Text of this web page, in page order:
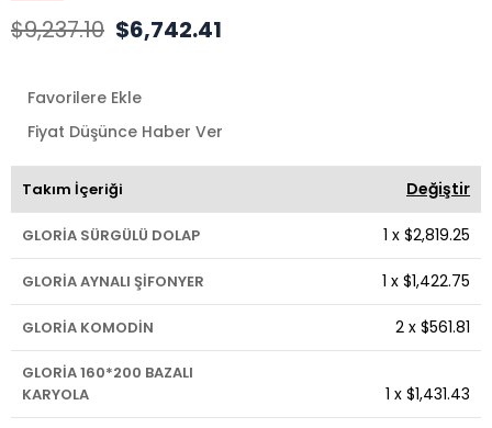
$9,237.10 $6,742.41
Favorilere Ekle
Fiyat Düşünce Haber Ver
Takım İçeriği Değiştir
GLORİA SÜRGÜLÜ DOLAP 1 x $2,819.25
GLORİA AYNALI ŞİFONYER 1 x $1,422.75
GLORİA KOMODİN 2 x $561.81
GLORİA 160*200 BAZALI
KARYOLA
1 x $1,431.43